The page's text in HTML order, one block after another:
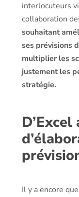
interlocuteurs
collaboration
souhaitant
ses prévisions
multiplier les
justement les
stratégie.
Il y a encore